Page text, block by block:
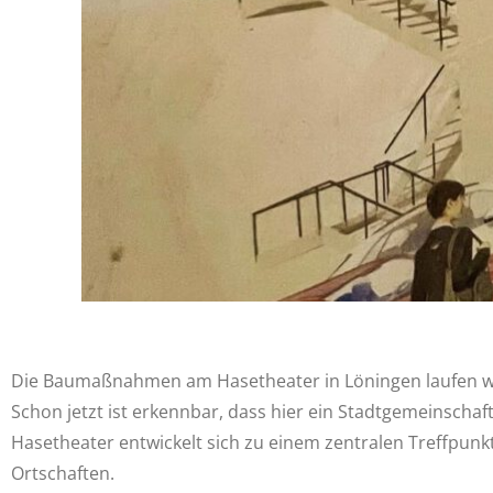
Die Baumaßnahmen am Hasetheater in Löningen
Schon jetzt ist erkennbar, dass hier ein
Hasetheater entwickelt sich zu einem zentralen
Ortschaften.